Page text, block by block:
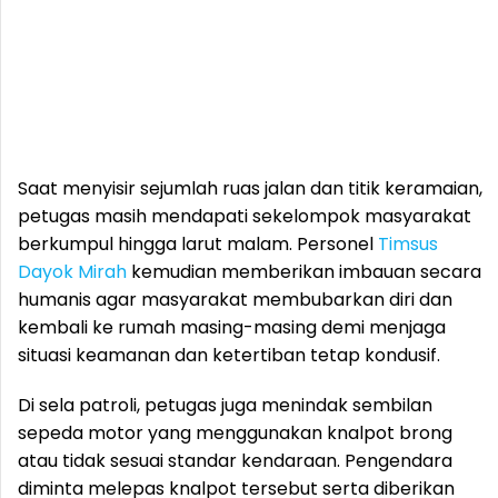
Saat menyisir sejumlah ruas jalan dan titik keramaian,
petugas masih mendapati sekelompok masyarakat
berkumpul hingga larut malam. Personel Timsus
Dayok Mirah kemudian memberikan imbauan secara
humanis agar masyarakat membubarkan diri dan
kembali ke rumah masing-masing demi menjaga
situasi keamanan dan ketertiban tetap kondusif.
Di sela patroli, petugas juga menindak sembilan
sepeda motor yang menggunakan knalpot brong
atau tidak sesuai standar kendaraan. Pengendara
diminta melepas knalpot tersebut serta diberikan